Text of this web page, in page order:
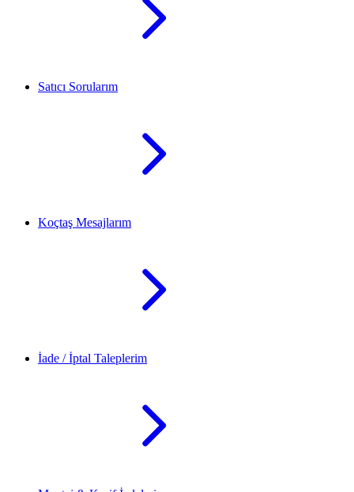
Satıcı Sorularım
Koçtaş Mesajlarım
İade / İptal Taleplerim